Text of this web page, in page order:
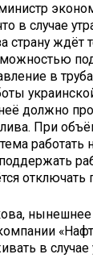
в случае
страну ждёт
в
должно
При
работать
отключать
нынешнее
в случае